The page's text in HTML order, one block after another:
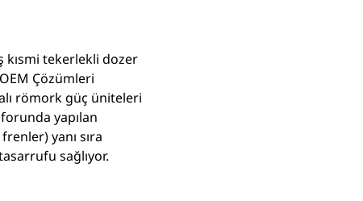
kısmi tekerlekli dozer
Çözümleri
römork güç üniteleri
yapılan
yanı sıra
sağlıyor.